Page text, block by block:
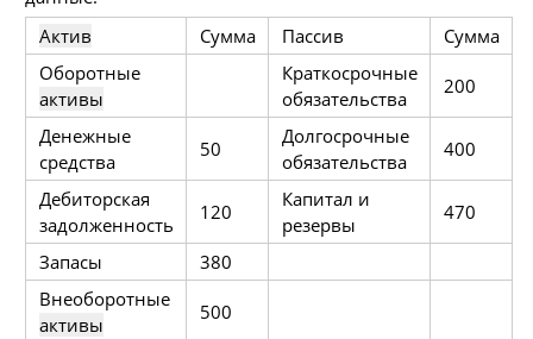
Актив
Сумма Пассив
Сумма
Оборотные
активы
Краткосрочные
обязательства
200
Денежные
средства
50
Долгосрочные
обязательства
400
Дебиторская
задолженность
120
Капитал и
резервы
470
Запасы
380
Внеоборотные
активы
500